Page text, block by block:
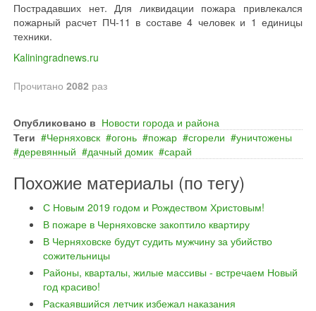
Пострадавших нет. Для ликвидации пожара привлекался
пожарный расчет ПЧ-11 в составе 4 человек и 1 единицы
техники.
Kaliningradnews.ru
Прочитано 2082 раз
Опубликовано в Новости города и района
Теги
Черняховск огонь пожар сгорели
уничтожены
деревянный
дачный домик сарай
Похожие материалы (по тегу)
С Новым 2019 годом и Рождеством Христовым!
В пожаре в Черняховске закоптило квартиру
В Черняховске будут судить мужчину за убийство
сожительницы
Районы, кварталы, жилые массивы - встречаем Новый
год красиво!
Раскаявшийся летчик избежал наказания